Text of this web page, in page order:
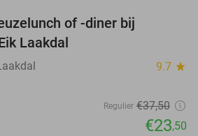
of -diner bij
Laakdal
9.7 star
Regulier €37,50
€23,50